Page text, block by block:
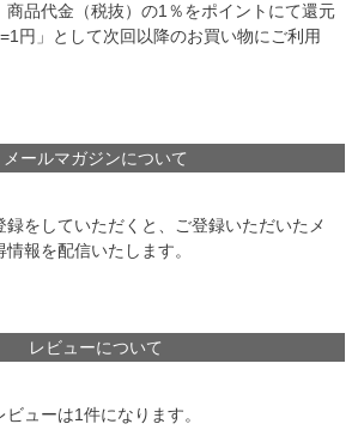
商品代金（税抜）の1％をポイントにて還元
円」として次回以降のお買い物にご利用
メールマガジンについて
録をしていただくと、ご登録いただいたメ
報を配信いたします。
レビューについて
ューは1件になります。